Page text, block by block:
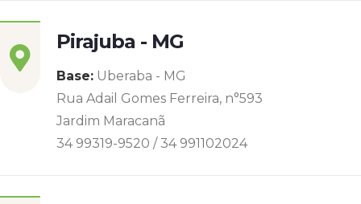
Pirajuba - MG
Base: Uberaba - MG
Rua Adail Gomes Ferreira, n°593
Jardim Maracanã
34 99319-9520 / 34 991102024